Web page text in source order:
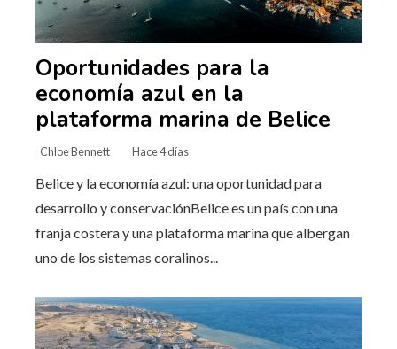
Oportunidades para la
economía azul en la
plataforma marina de Belice
Chloe Bennett Hace 4 días
Belice y la economía azul: una oportunidad para
desarrollo y conservaciónBelice es un país con una
franja costera y una plataforma marina que albergan
uno de los sistemas coralinos...